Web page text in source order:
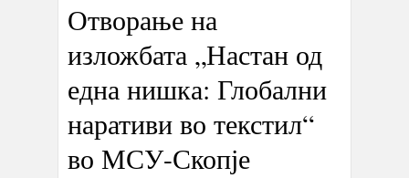
Отворање на
изложбата „Настан од
една нишка: Глобални
наративи во текстил“
во МСУ-Скопје